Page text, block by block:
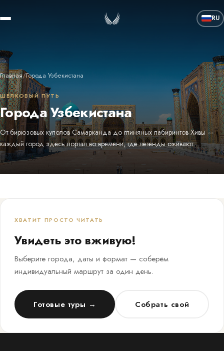
RU
Главная/Города Узбекистана
ШЁЛКОВЫЙ ПУТЬ
Города Узбекистана
От бирюзовых куполов Самарканда до глиняных лабиринтов Хивы —
каждый город здесь портал во времени, где легенды оживают.
КАМЕННЫЙ ГОРОД
Ташкент
РИМ ВОСТОКА
Самарканд
ГОРОД-СКАЗКА
Хива
СВЯЩЕННЫЙ КУПОЛ
Бухара
ЖЕМЧУЖИНА ТЯНЬ-
ШАНЯ
Амирсой
ГДЕ МОРЕ УШЛО
Муйнак
ЗЕЛЁНЫЙ ГОРОД
ТИМУРА
Шахрисабз Фергана
ХВАТИТ ПРОСТО ЧИТАТЬ
Увидеть это вживую!
Выберите города, даты и формат — соберём
индивидуальный маршрут за один день.
Готовые туры → Собрать свой